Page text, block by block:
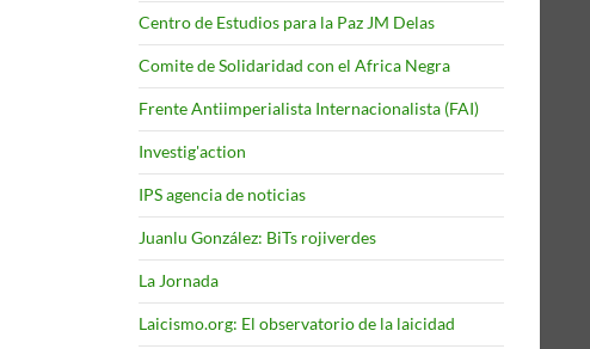
Centro de Estudios para la Paz JM Delas
Comite de Solidaridad con el Africa Negra
Frente Antiimperialista Internacionalista (FAI)
Investig'action
IPS agencia de noticias
Juanlu González: BiTs rojiverdes
La Jornada
Laicismo.org: El observatorio de la laicidad